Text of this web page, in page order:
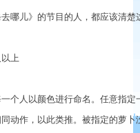
儿》的节目的人，都应该清楚
上
人以颜色进行命名。任意指定
动作，以此类推。被指定的萝